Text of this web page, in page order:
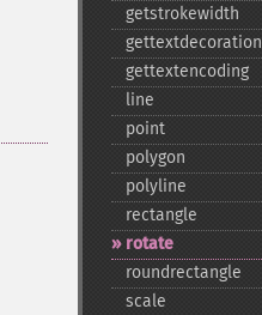
getstrokewidth
gettextdecoration
gettextencoding
line
point
polygon
polyline
rectangle
rotate
roundrectangle
scale